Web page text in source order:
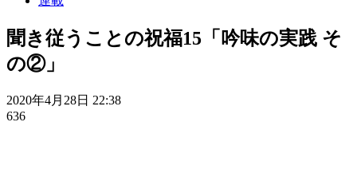
聞き従うことの祝福15「吟味の実践 そ
の②」
2020年4月28日 22:38
636